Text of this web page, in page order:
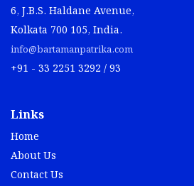
6, J.B.S. Haldane Avenue,
Kolkata 700 105, India.
info@bartamanpatrika.com
+91 - 33 2251 3292 / 93
Links
Home
About Us
Contact Us